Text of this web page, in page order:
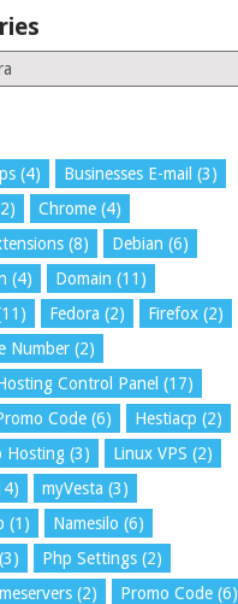
(4) Businesses E-mail (3)
Chrome (4)
(8) Debian (6)
(4) Domain (11)
Fedora (2) Firefox (2)
Number (2)
Control Panel (17)
Code (6) Hestiacp (2)
Hosting (3) Linux VPS (2)
myVesta (3)
(1) Namesilo (6)
(3) Php Settings (2)
(2) Promo Code (6)